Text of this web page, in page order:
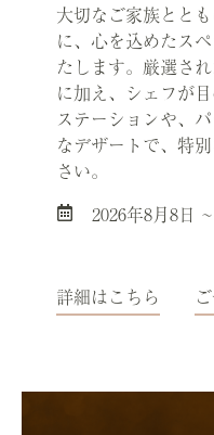
大切なご家族とと
に、心を込めたス
たします。厳選さ
に加え、シェフが
ステーションや、
なデザートで、特
さい。
2026年8月8日
詳細はこちら